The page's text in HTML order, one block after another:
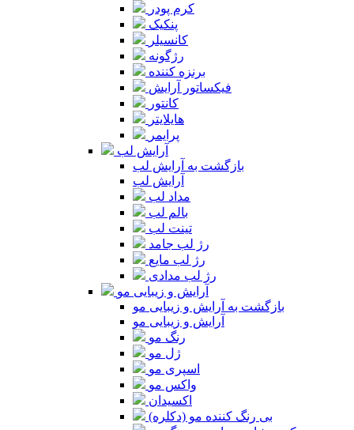
کرم پودر
پنکیک
کانسیلر
رژگونه
برنزه کننده
فیکساتور آرایش
کانتور
هایلایتر
پرایمر
آرایش لب
بازگشت به آرایش لب
آرایش لب
مداد لب
بالم لب
تینت لب
رژ لب جامد
رژ لب مایع
رژ لب مدادی
آرایش و زیبایی مو
بازگشت به آرایش و زیبایی مو
آرایش و زیبایی مو
رنگ مو
ژل مو
اسپری مو
واکس مو
اکسیدان
بی رنگ کننده مو (دکلره)